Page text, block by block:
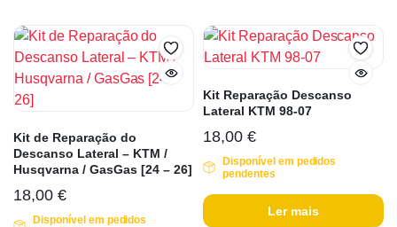
Kit de Reparação do
Descanso Lateral – KTM /
Husqvarna / GasGas [24 – 26]
18,00 €
Disponível em pedidos
Kit Reparação Descanso
Lateral KTM 98-07
18,00 €
Disponível em pedidos
pendentes
Ler mais